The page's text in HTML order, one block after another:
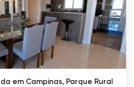
em Campinas, Parque Rural